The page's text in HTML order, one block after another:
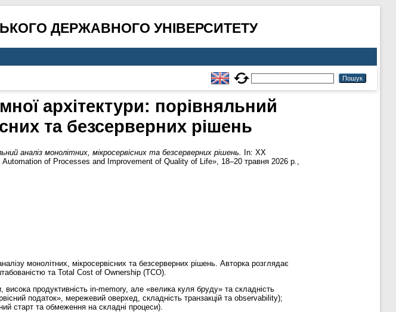
ДЕРЖАВНОГО УНІВЕРСИТЕТУ
архітектури: порівняльний
та безсерверних рішень
аналіз монолітних, мікросервісних та безсерверних рішень.
In: XX
of Processes and Improvement of Quality of Life», 18–20 травня 2026 р.,
монолітних, мікросервісних та безсерверних рішень. Авторка розглядає
та Total Cost of Ownership (TCO).
продуктивність in-memory, але «велика куля бруду» та складність
податок», мережевий оверхед, складність транзакцій та observability);
старт та обмеження на складні процеси).